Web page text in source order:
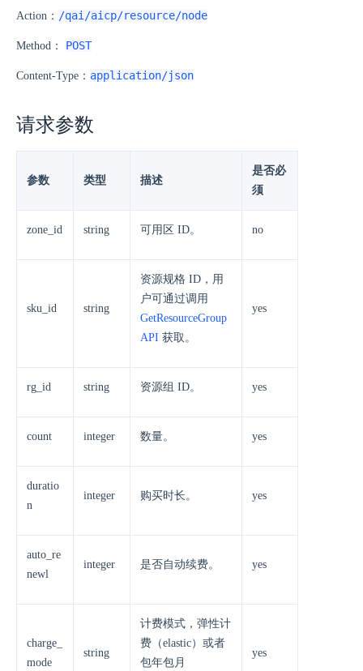
Action： /qai/aicp/resource/node
Method： POST
Content-Type： application/json
请求参数
参数 类型 描述
是否必
须
zone_id string 可用区 ID。 no
sku_id string
资源规格 ID，用
户可通过调用
GetResourceGroup
API 获取。
yes
rg_id string 资源组 ID。 yes
count integer 数量。 yes
duratio
n
integer 购买时长。 yes
auto_re
newl
integer 是否自动续费。 yes
charge_
mode
string
计费模式，弹性计
费（elastic）或者
包年包月
yes